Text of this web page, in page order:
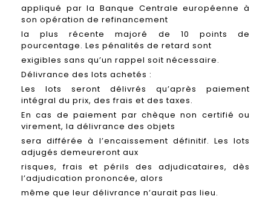
appliqué par la Banque Centrale européenne à
son opération de refinancement
la plus récente majoré de 10 points de
pourcentage. Les pénalités de retard sont
exigibles sans qu’un rappel soit nécessaire.
Délivrance des lots achetés :
Les lots seront délivrés qu’après paiement
intégral du prix, des frais et des taxes.
En cas de paiement par chèque non certifié ou
virement, la délivrance des objets
sera différée à l’encaissement définitif. Les lots
adjugés demeureront aux
risques, frais et périls des adjudicataires, dès
l’adjudication prononcée, alors
même que leur délivrance n’aurait pas lieu.